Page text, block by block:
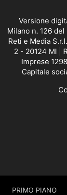
Versione
Milano n. 126
Reti e Media
2 - 20124 MI |
Imprese
Capitale
PRIMO PIANO